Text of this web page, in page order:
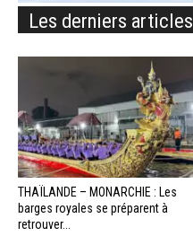
Les derniers articles
THAÏLANDE – MONARCHIE : Les
barges royales se préparent à
retrouver...